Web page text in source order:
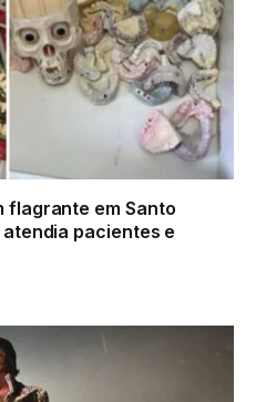
flagrante em Santo
pacientes e